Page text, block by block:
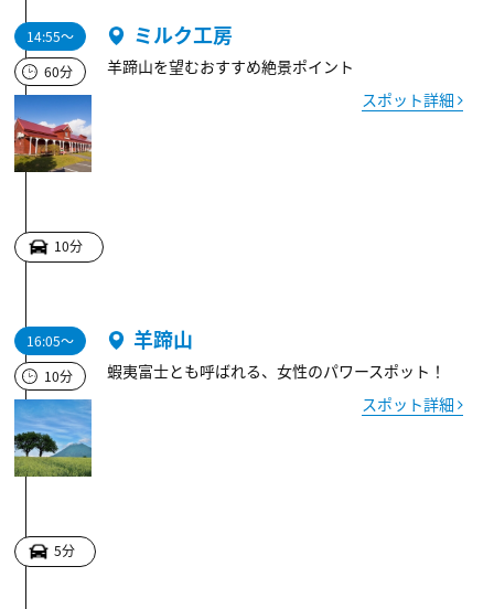
14:55～
60分
ミルク工房
羊蹄山を望むおすすめ絶景ポイント
スポット詳細
10分
16:05～
10分
羊蹄山
蝦夷富士とも呼ばれる、女性のパワースポット！
スポット詳細
5分